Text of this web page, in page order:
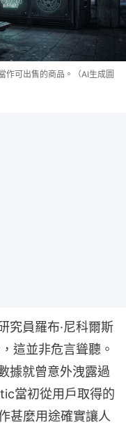
作可出售的商品。（AI生成圖
究員羅布·尼科爾斯
這並非危言聳聽。
據就曾意外洩露過
當初從用戶取得的
甚麼用途確實讓人